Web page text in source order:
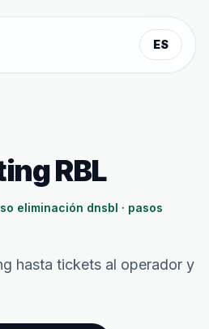
ES
RBL
eliminación dnsbl · pasos
hasta tickets al operador y